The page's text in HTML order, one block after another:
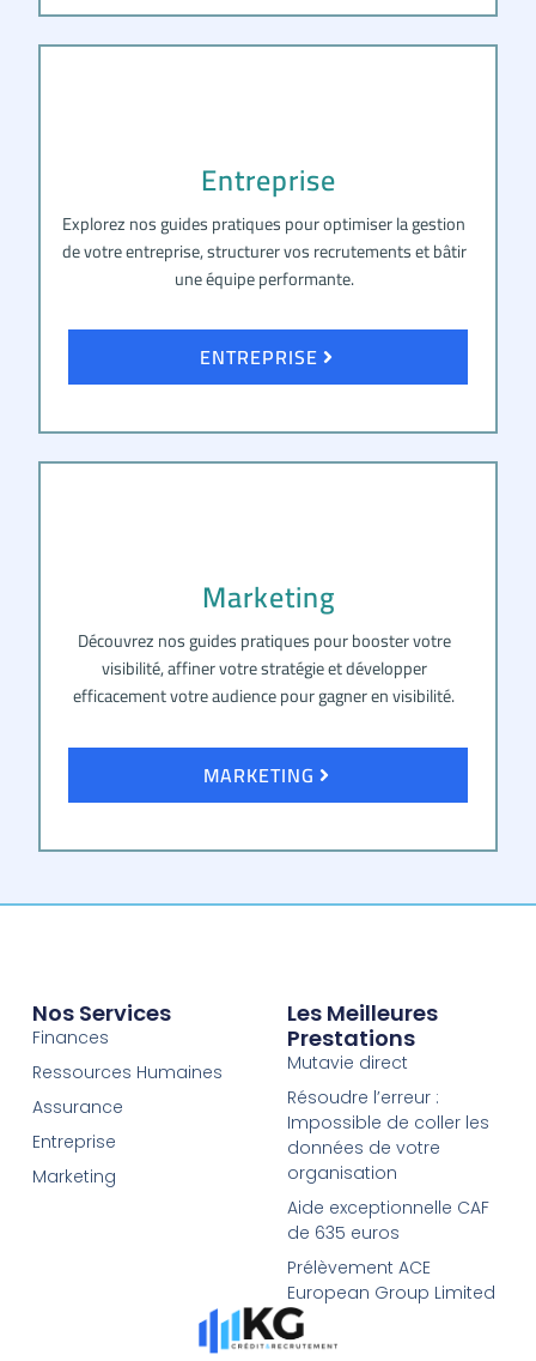
Entreprise
Explorez nos guides pratiques pour optimiser la gestion
de votre entreprise, structurer vos recrutements et bâtir
une équipe performante.
ENTREPRISE
Marketing
Découvrez nos guides pratiques pour booster votre
visibilité, affiner votre stratégie et développer
efficacement votre audience pour gagner en visibilité.
MARKETING
Nos Services
Finances
Ressources Humaines
Assurance
Entreprise
Marketing
Les Meilleures
Prestations
Mutavie direct
Résoudre l’erreur :
Impossible de coller les
données de votre
organisation
Aide exceptionnelle CAF
de 635 euros
Prélèvement ACE
European Group Limited